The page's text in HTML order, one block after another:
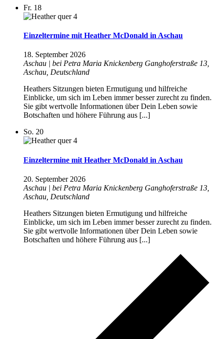
Fr. 18
Einzeltermine mit Heather McDonald in Aschau
18. September 2026
Aschau | bei Petra Maria Knickenberg Ganghoferstraße 13,
Aschau, Deutschland
Heathers Sitzungen bieten Ermutigung und hilfreiche
Einblicke, um sich im Leben immer besser zurecht zu finden.
Sie gibt wertvolle Informationen über Dein Leben sowie
Botschaften und höhere Führung aus [...]
So. 20
Einzeltermine mit Heather McDonald in Aschau
20. September 2026
Aschau | bei Petra Maria Knickenberg Ganghoferstraße 13,
Aschau, Deutschland
Heathers Sitzungen bieten Ermutigung und hilfreiche
Einblicke, um sich im Leben immer besser zurecht zu finden.
Sie gibt wertvolle Informationen über Dein Leben sowie
Botschaften und höhere Führung aus [...]